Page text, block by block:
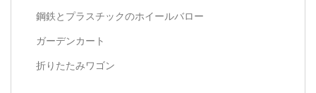
鋼鉄とプラスチックのホイールバロー
ガーデンカート
折りたたみワゴン